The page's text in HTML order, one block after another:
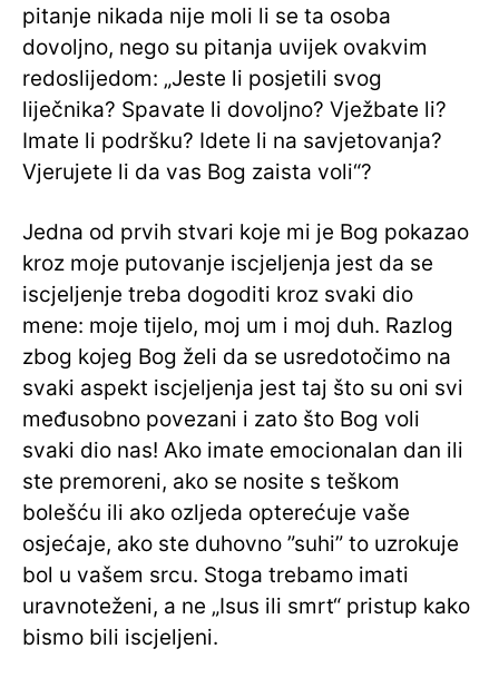
pitanje nikada nije moli li se ta osoba
dovoljno, nego su pitanja uvijek ovakvim
redoslijedom: „Jeste li posjetili svog
liječnika? Spavate li dovoljno? Vježbate li?
Imate li podršku? Idete li na savjetovanja?
Vjerujete li da vas Bog zaista voli“?
Jedna od prvih stvari koje mi je Bog pokazao
kroz moje putovanje iscjeljenja jest da se
iscjeljenje treba dogoditi kroz svaki dio
mene: moje tijelo, moj um i moj duh. Razlog
zbog kojeg Bog želi da se usredotočimo na
svaki aspekt iscjeljenja jest taj što su oni svi
međusobno povezani i zato što Bog voli
svaki dio nas! Ako imate emocionalan dan ili
ste premoreni, ako se nosite s teškom
bolešću ili ako ozljeda opterećuje vaše
osjećaje, ako ste duhovno ”suhi” to uzrokuje
bol u vašem srcu. Stoga trebamo imati
uravnoteženi, a ne „Isus ili smrt“ pristup kako
bismo bili iscjeljeni.